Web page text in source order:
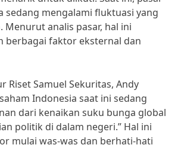
sedang mengalami fluktuasi yang
Menurut analis pasar, hal ini
berbagai faktor eksternal dan
Riset Samuel Sekuritas, Andy
Indonesia saat ini sedang
dari kenaikan suku bunga global
politik di dalam negeri.” Hal ini
mulai was-was dan berhati-hati